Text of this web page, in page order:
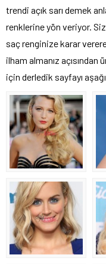
trendi açık sarı demek
renklerine yön veriyor.
saç renginize karar
ilham almanız açısından
için derledik sayfayı